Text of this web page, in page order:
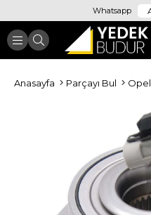
Whatsapp
Anasayfa Parçayı Bul Opel